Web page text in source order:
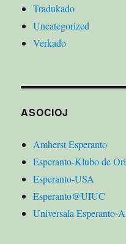
Tradukado
Uncategorized
Verkado
ASOCIOJ
Amherst Esperanto
Esperanto-Klubo de
Esperanto-USA
Esperanto@UIUC
Universala Esperanto-